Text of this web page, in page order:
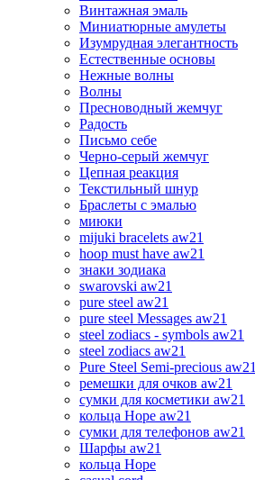
Винтажная эмаль
Миниатюрные амулеты
Изумрудная элегантность
Естественные основы
Нежные волны
Волны
Пресноводный жемчуг
Радость
Письмо себе
Черно-серый жемчуг
Цепная реакция
Текстильный шнур
Браслеты с эмалью
миюки
mijuki bracelets aw21
hoop must have aw21
знаки зодиака
swarovski aw21
pure steel aw21
pure steel Messages aw21
steel zodiacs - symbols aw21
steel zodiacs aw21
Pure Steel Semi-precious aw21
ремешки для очков aw21
сумки для косметики aw21
кольца Hope aw21
сумки для телефонов aw21
Шарфы aw21
кольца Hope